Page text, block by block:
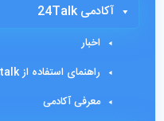
آکادمی 24Talk
اخبار
راهنمای استفاده از 24talk
معرفی آکادمی